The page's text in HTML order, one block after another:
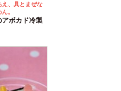
、具とまぜな
。
アボカド冷製